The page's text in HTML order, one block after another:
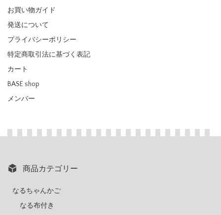
お買い物ガイド
発送について
プライバシーポリシー
特定商取引法に基づく表記
カート
BASE shop
メンバー
商品カテゴリー
なるちゃんかご
なる布付き